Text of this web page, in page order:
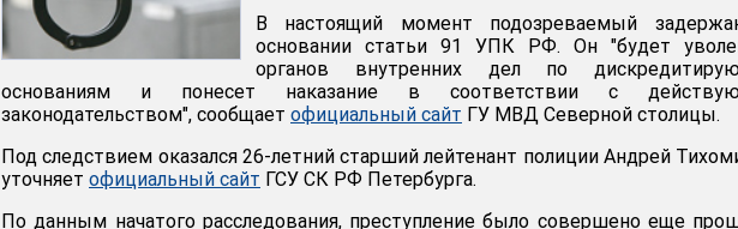
В настоящий момент подозреваемый
основании статьи 91 УПК РФ. Он "будет
органов внутренних дел по
основаниям и понесет наказание в соответствии с
законодательством", сообщает официальный сайт ГУ МВД Северной столицы.
Под следствием оказался 26-летний старший лейтенант полиции Андрей
уточняет официальный сайт ГСУ СК РФ Петербурга.
По данным начатого расследования, преступление было совершено еще